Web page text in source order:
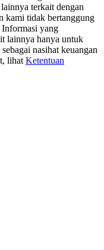
terkait dengan
kami tidak bertanggung
Informasi yang
lainnya hanya untuk
nasihat keuangan
lihat Ketentuan